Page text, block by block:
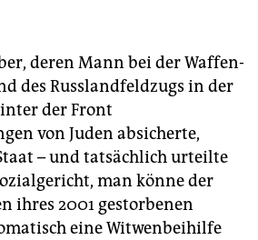
deren Mann bei der Waffen-
des Russlandfeldzugs in der
der Front
von Juden absicherte,
– und tatsächlich urteilte
man könne der
ihres 2001 gestorbenen
eine Witwenbeihilfe